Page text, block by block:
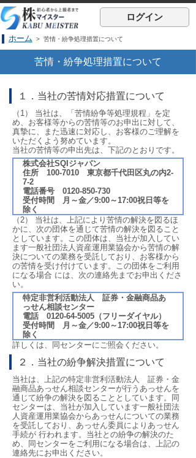
ログイン
ホーム > 苦情・紛争処理措置について
苦情・紛争処理措置について
１．当社の苦情対応措置について
（1） 当社は、「苦情紛争等処理規程」を定
め、お客様等からの苦情等のお申出に対して、
真摯に、また迅速に対応し、お客様のご理解を
いただくよう努めています。
当社の苦情等の申出先は、下記のとおりです。
株式会社SQIジャパン
住所 100-7010 東京都千代田区丸の内2-
7-2
電話番号 0120-850-730
受付時間 月～金／9:00～17:00祝日等を
除く
（2） 当社は、上記により苦情の解決を図るほ
かに、次の団体を通じて苦情の解決を図ること
としています。この団体は、当社が加入してい
ます一般社団法人資産運用業協会から苦情の解
決についての業務を受託しており、お客様から
の苦情を受け付けています。この団体をご利用
になる場合 には、次の連絡先までお申出くださ
い。
特定非営利活動法人 証券・金融商品あ
っせん相談センター
電話 0120-64-5005（フリーダイヤル）
受付時間 月～金／9:00～17:00祝日等を
除く
詳しくは、同センターにご照会ください。
２．当社の紛争解決措置について
当社は、上記の特定非営利活動法人 証券・金
融商品あっせん相談センターが行うあっせんを
通じて紛争の解決を図ることとしています。同
センターは、当社が加入しています一般社団法
人資産運用業協会からあっせんについての業務
を受託しており、あっせん委員によりあっせん
手続が 行われます。当社との紛争の解決のた
め、同センターをご利用になる場合は、上記の
連絡先にお申出ください。